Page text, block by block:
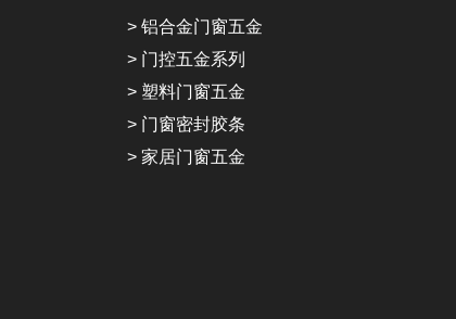
> 铝合金门窗五金
> 门控五金系列
> 塑料门窗五金
> 门窗密封胶条
> 家居门窗五金